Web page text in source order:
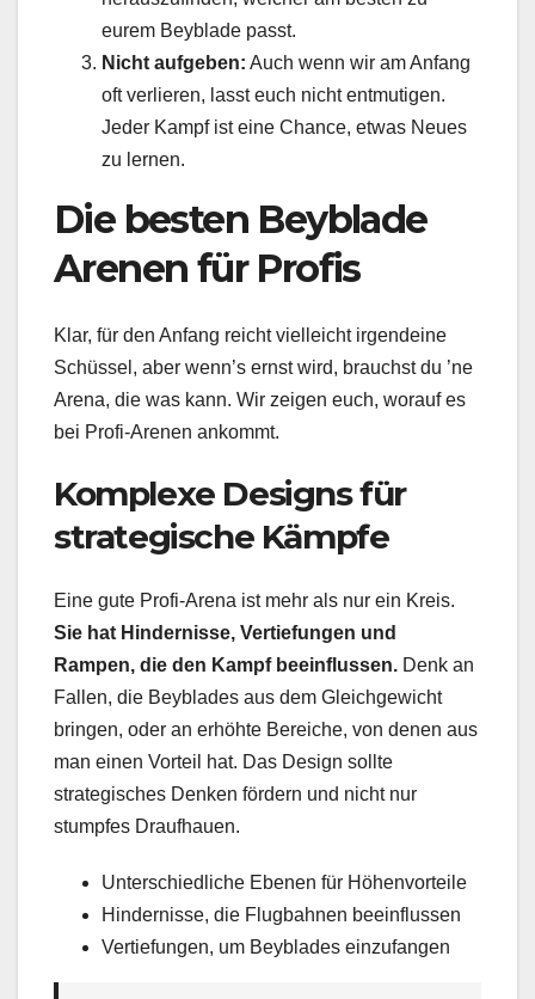
eurem Beyblade passt.
Nicht aufgeben: Auch wenn wir am Anfang
oft verlieren, lasst euch nicht entmutigen.
Jeder Kampf ist eine Chance, etwas Neues
zu lernen.
Die besten Beyblade
Arenen für Profis
Klar, für den Anfang reicht vielleicht irgendeine
Schüssel, aber wenn’s ernst wird, brauchst du ’ne
Arena, die was kann. Wir zeigen euch, worauf es
bei Profi-Arenen ankommt.
Komplexe Designs für
strategische Kämpfe
Eine gute Profi-Arena ist mehr als nur ein Kreis.
Sie hat Hindernisse, Vertiefungen und
Rampen, die den Kampf beeinflussen. Denk an
Fallen, die Beyblades aus dem Gleichgewicht
bringen, oder an erhöhte Bereiche, von denen aus
man einen Vorteil hat. Das Design sollte
strategisches Denken fördern und nicht nur
stumpfes Draufhauen.
Unterschiedliche Ebenen für Höhenvorteile
Hindernisse, die Flugbahnen beeinflussen
Vertiefungen, um Beyblades einzufangen